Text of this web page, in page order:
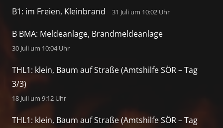
B1: im Freien, Kleinbrand 31 Juli um 10:02 Uhr
B BMA: Meldeanlage, Brandmeldeanlage
30 Juli um 10:04 Uhr
THL1: klein, Baum auf Straße (Amtshilfe SÖR – Tag
3/3)
18 Juli um 9:12 Uhr
THL1: klein, Baum auf Straße (Amtshilfe SÖR – Tag